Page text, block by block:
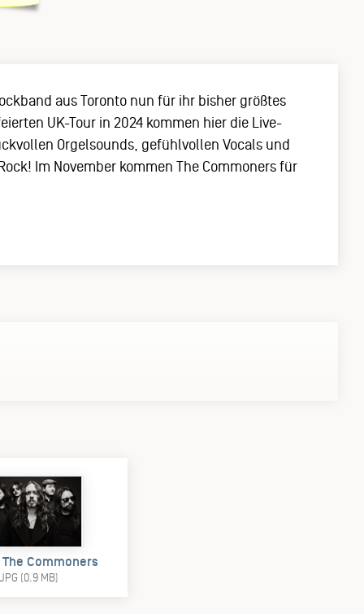
aus Toronto nun für ihr bisher größtes
UK-Tour in 2024 kommen hier die Live-
Orgelsounds, gefühlvollen Vocals und
Im November kommen The Commoners für
Commoners
(0.9 MB)